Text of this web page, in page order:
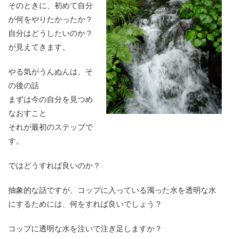
そのときに、初めて自分
が何をやりたかったか？
自分はどうしたいのか？
が見えてきます。
やる気がうんぬんは、そ
の後の話
まずは今の自分を見つめ
なおすこと
それが最初のステップで
す。
ではどうすれば良いのか？
抽象的な話ですが、コップに入っている濁った水を透明な水
にするためには、何をすれば良いでしょう？
コップに透明な水を注いで注ぎ足しますか？